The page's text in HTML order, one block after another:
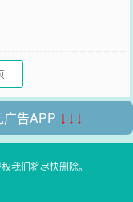
告APP ↓↓↓
我们将尽快删除。